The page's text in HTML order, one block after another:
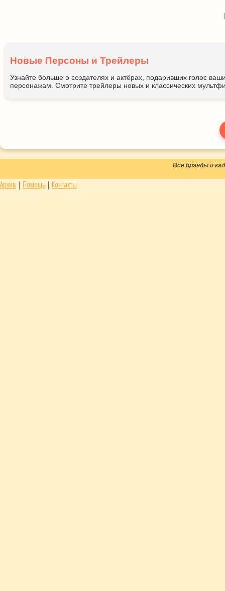
Новые Персоны и Трейлеры
Узнайте больше о создателях и актёрах, подаривших голос
персонажам. Смотрите трейлеры новых и классических
Все брэнды и
Архив | Помощь | Контакты